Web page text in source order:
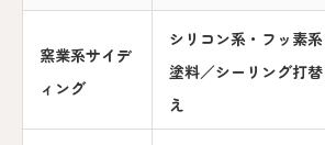
窯業系サイデ
ィング
シリコン系・フッ素系
塗料／シーリング打替
え